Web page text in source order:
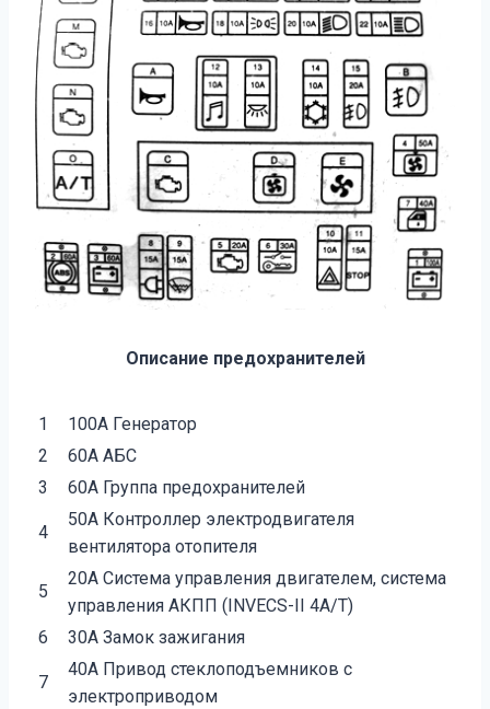
Описание предохранителей
1
100А Генератор
2
60А АБС
3
60А Группа предохранителей
4
50А Контроллер электродвигателя
вентилятора отопителя
5
20А Система управления двигателем, система
управления АКПП (INVECS-II 4A/T)
6
30А Замок зажигания
7
40А Привод стеклоподъемников с
электроприводом